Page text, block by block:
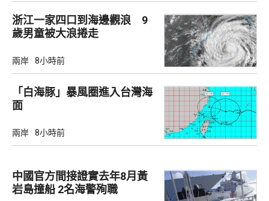
浙江一家四口到海邊觀浪 9
歲男童被大浪捲走
兩岸 8小時前
「白海豚」暴風圈進入台灣海
面
兩岸 8小時前
中國官方間接證實去年8月黃
岩島撞船 2名海警殉職